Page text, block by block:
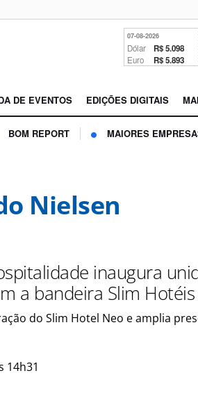
07-08-2026
Dólar R$ 5.098
Euro R$ 5.893
DE EVENTOS EDIÇÕES DIGITAIS
BOM REPORT MAIORES
Nielsen
inaugura
a bandeira Slim Hotéis
do Slim Hotel Neo e amplia
14h31